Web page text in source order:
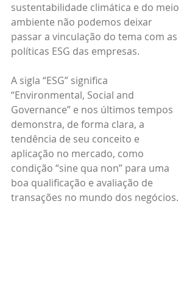
sustentabilidade climática e do meio
ambiente não podemos deixar
passar a vinculação do tema com as
políticas ESG das empresas.
A sigla “ESG” significa
“Environmental, Social and
Governance” e nos últimos tempos
demonstra, de forma clara, a
tendência de seu conceito e
aplicação no mercado, como
condição “sine qua non” para uma
boa qualificação e avaliação de
transações no mundo dos negócios.